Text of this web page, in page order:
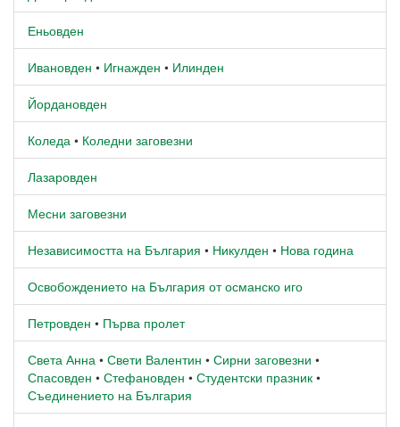
Еньовден
Ивановден • Игнажден • Илинден
Йордановден
Коледа • Коледни заговезни
Лазаровден
Месни заговезни
Независимостта на България • Никулден • Нова година
Освобождението на България от османско иго
Петровден • Първа пролет
Света Анна • Свети Валентин • Сирни заговезни •
Спасовден • Стефановден • Студентски празник •
Съединението на България